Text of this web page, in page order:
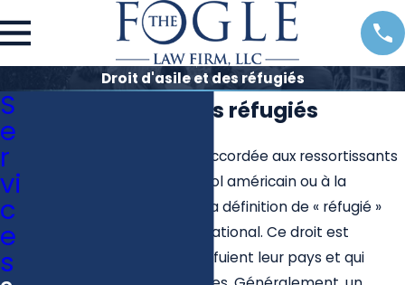
Droit d'asile et des réfugiés
Droit d'asile et des réfugiés
L’asile est une protection accordée aux ressortissants
étrangers présents sur le sol américain ou à la
frontière, qui répondent à la définition de « réfugié »
dégagée par le droit international. Ce droit est
accordé aux personnes qui fuient leur pays et qui
S
e
r
vi
c
e
s